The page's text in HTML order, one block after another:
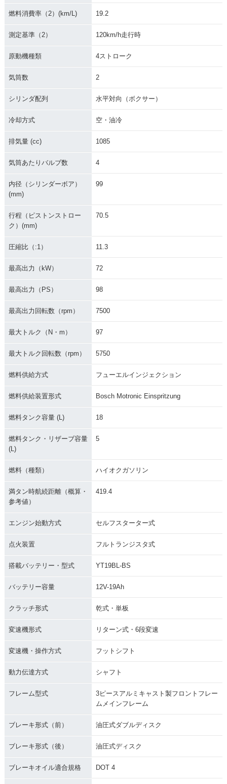
燃料消費率（2）(km/L) 19.2
測定基準（2） 120km/h走行時
原動機種類 4ストローク
気筒数 2
シリンダ配列 水平対向（ボクサー）
冷却方式 空・油冷
排気量 (cc) 1085
気筒あたりバルブ数 4
内径（シリンダーボア）
(mm)
99
行程（ピストンストロー
ク）(mm)
70.5
圧縮比（:1） 11.3
最高出力（kW） 72
最高出力（PS） 98
最高出力回転数（rpm） 7500
最大トルク（N・m） 97
最大トルク回転数（rpm） 5750
燃料供給方式 フューエルインジェクション
燃料供給装置形式 Bosch Motronic Einspritzung
燃料タンク容量 (L) 18
燃料タンク・リザーブ容量
(L)
5
燃料（種類） ハイオクガソリン
満タン時航続距離（概算・
参考値）
419.4
エンジン始動方式 セルフスターター式
点火装置 フルトランジスタ式
搭載バッテリー・型式 YT19BL-BS
バッテリー容量 12V-19Ah
クラッチ形式 乾式・単板
変速機形式 リターン式・6段変速
変速機・操作方式 フットシフト
動力伝達方式 シャフト
フレーム型式
3ピースアルミキャスト製フロントフレー
ムメインフレーム
ブレーキ形式（前） 油圧式ダブルディスク
ブレーキ形式（後） 油圧式ディスク
ブレーキオイル適合規格 DOT 4